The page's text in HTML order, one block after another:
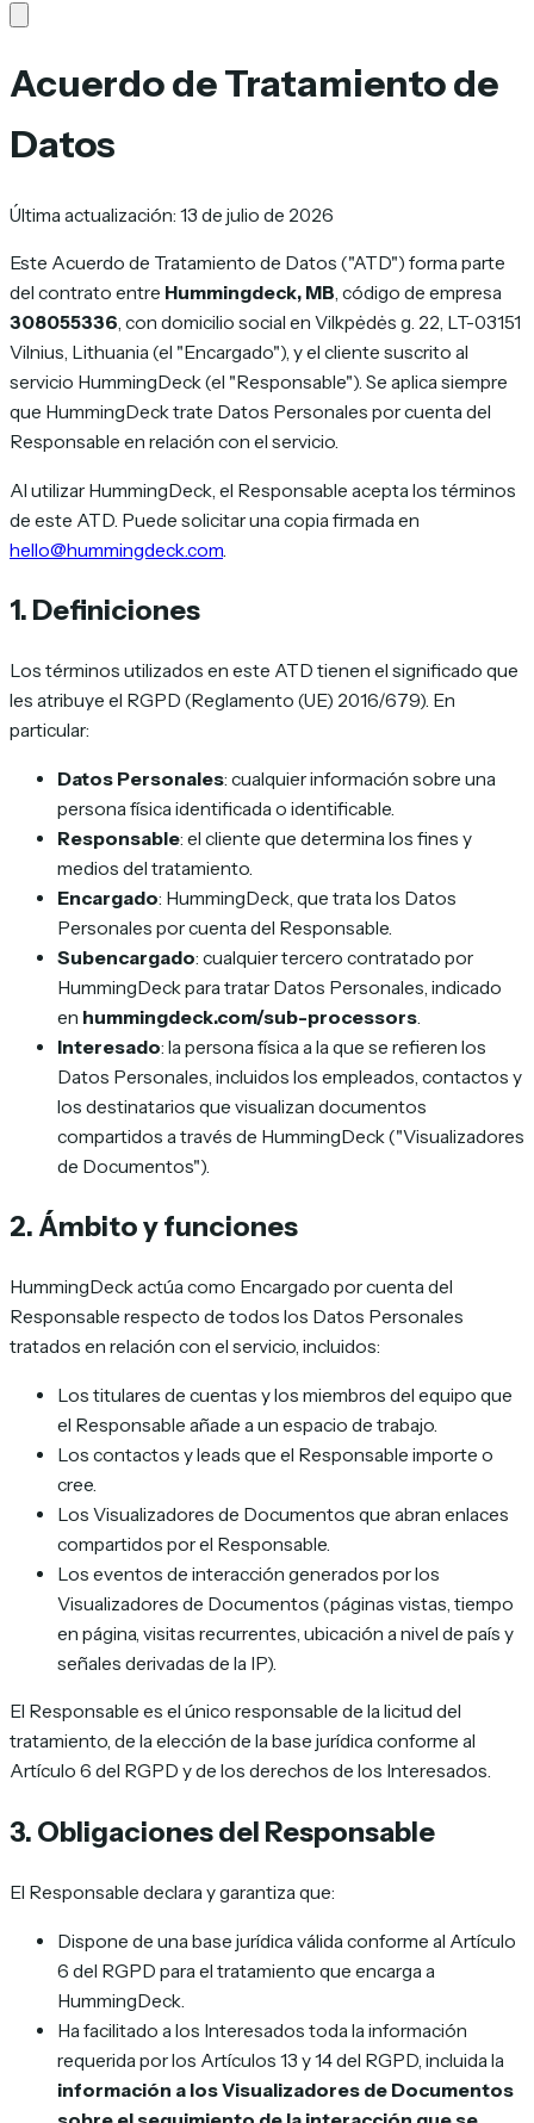
Acuerdo de Tratamiento de
Datos
Última actualización: 13 de julio de 2026
Este Acuerdo de Tratamiento de Datos ("ATD") forma parte
del contrato entre Hummingdeck, MB, código de empresa
308055336, con domicilio social en Vilkpėdės g. 22, LT-03151
Vilnius, Lithuania (el "Encargado"), y el cliente suscrito al
servicio HummingDeck (el "Responsable"). Se aplica siempre
que HummingDeck trate Datos Personales por cuenta del
Responsable en relación con el servicio.
Al utilizar HummingDeck, el Responsable acepta los términos
de este ATD. Puede solicitar una copia firmada en
hello@hummingdeck.com
1. Definiciones
Los términos utilizados en este ATD tienen el significado que
les atribuye el RGPD (Reglamento (UE) 2016/679). En
particular:
Datos Personales: cualquier información sobre una
persona física identificada o identificable.
Responsable: el cliente que determina los fines y
medios del tratamiento.
Encargado: HummingDeck, que trata los Datos
Personales por cuenta del Responsable.
Subencargado: cualquier tercero contratado por
HummingDeck para tratar Datos Personales, indicado
en hummingdeck.com/sub-processors
Interesado: la persona física a la que se refieren los
Datos Personales, incluidos los empleados, contactos y
los destinatarios que visualizan documentos
compartidos a través de HummingDeck ("Visualizadores
de Documentos").
2. Ámbito y funciones
HummingDeck actúa como Encargado por cuenta del
Responsable respecto de todos los Datos Personales
tratados en relación con el servicio, incluidos:
Los titulares de cuentas y los miembros del equipo que
el Responsable añade a un espacio de trabajo.
Los contactos y leads que el Responsable importe o
cree.
Los Visualizadores de Documentos que abran enlaces
compartidos por el Responsable.
Los eventos de interacción generados por los
Visualizadores de Documentos (páginas vistas, tiempo
en página, visitas recurrentes, ubicación a nivel de país y
señales derivadas de la IP).
El Responsable es el único responsable de la licitud del
tratamiento, de la elección de la base jurídica conforme al
Artículo 6 del RGPD y de los derechos de los Interesados.
3. Obligaciones del Responsable
El Responsable declara y garantiza que:
Dispone de una base jurídica válida conforme al Artículo
6 del RGPD para el tratamiento que encarga a
HummingDeck.
Ha facilitado a los Interesados toda la información
requerida por los Artículos 13 y 14 del RGPD, incluida la
información a los Visualizadores de Documentos